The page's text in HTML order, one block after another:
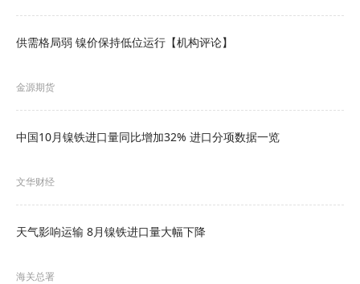
供需格局弱 镍价保持低位运行【机构评论】
金源期货
中国10月镍铁进口量同比增加32% 进口分项数据一览
文华财经
天气影响运输 8月镍铁进口量大幅下降
海关总署